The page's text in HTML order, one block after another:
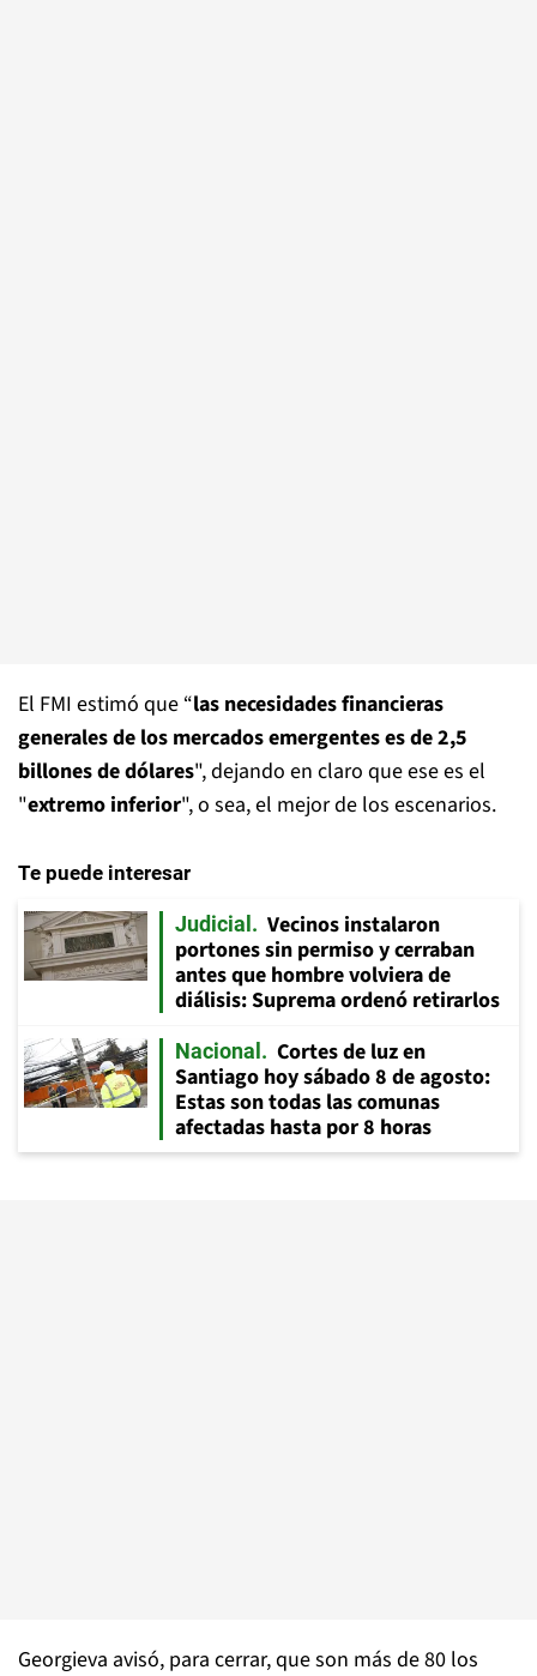
El FMI estimó que “las necesidades financieras
generales de los mercados emergentes es de 2,5
billones de dólares", dejando en claro que ese es el
"extremo inferior", o sea, el mejor de los escenarios.
Te puede interesar
Judicial
Vecinos instalaron
portones sin permiso y cerraban
antes que hombre volviera de
diálisis: Suprema ordenó retirarlos
Nacional
Cortes de luz en
Santiago hoy sábado 8 de agosto:
Estas son todas las comunas
afectadas hasta por 8 horas
Georgieva avisó, para cerrar, que son más de 80 los